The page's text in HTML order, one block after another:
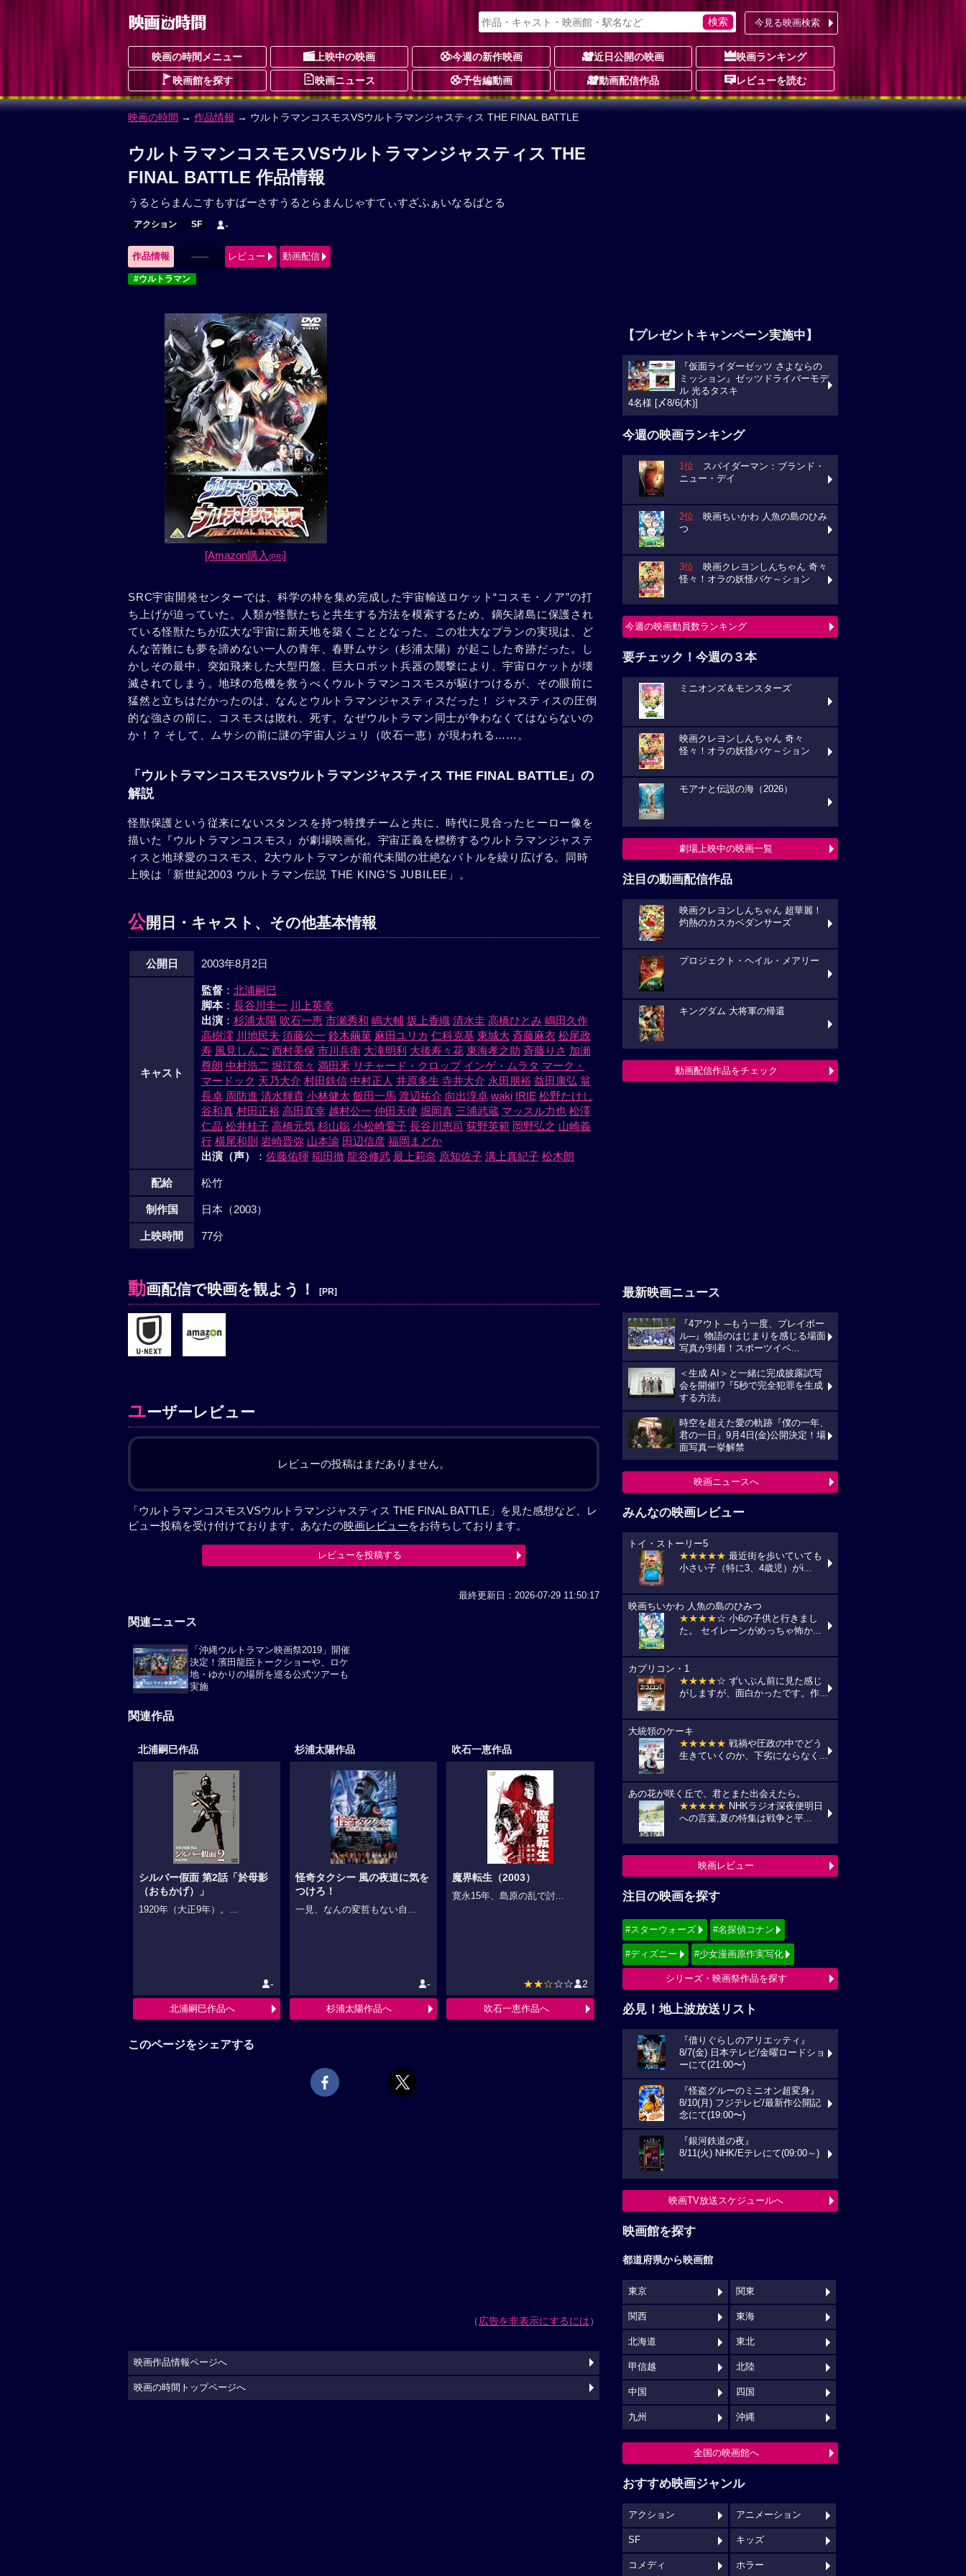
今見る映画検索
映画の時間メニュー 上映中の映画 今週の新作映画 近日公開の映画 映画ランキング
映画館を探す 映画ニュース 予告編動画 動画配信作品 レビューを読む
映画の時間 → 作品情報 → ウルトラマンコスモスVSウルトラマンジャスティス THE FINAL BATTLE
ウルトラマンコスモスVSウルトラマンジャスティス THE
FINAL BATTLE 作品情報
うるとらまんこすもすばーさすうるとらまんじゃすてぃすざふぁいなるばとる
アクション SF -
作品情報 ------ レビュー 動画配信
#ウルトラマン
[Amazon購入(PR)]
SRC宇宙開発センターでは、科学の枠を集め完成した宇宙輸送ロケット“コスモ・ノア”の打
ち上げが迫っていた。人類が怪獣たちと共生する方法を模索するため、鏑矢諸島に保護され
ている怪獣たちが広大な宇宙に新天地を築くこととなった。この壮大なプランの実現は、ど
んな苦難にも夢を諦めない一人の青年、春野ムサシ（杉浦太陽）が起こした奇跡だった。し
かしその最中、突如飛来した大型円盤、巨大ロボット兵器の襲撃により、宇宙ロケットが壊
滅されてしまう。地球の危機を救うべくウルトラマンコスモスが駆けつけるが、その眼前に
猛然と立ちはだかったのは、なんとウルトラマンジャスティスだった！ ジャスティスの圧倒
的な強さの前に、コスモスは敗れ、死す。なぜウルトラマン同士が争わなくてはならないの
か！？ そして、ムサシの前に謎の宇宙人ジュリ（吹石一恵）が現われる……。
「ウルトラマンコスモスVSウルトラマンジャスティス THE FINAL BATTLE」の
解説
怪獣保護という従来にないスタンスを持つ特捜チームと共に、時代に見合ったヒーロー像を
描いた『ウルトラマンコスモス』が劇場映画化。宇宙正義を標榜するウルトラマンジャステ
ィスと地球愛のコスモス、2大ウルトラマンが前代未聞の壮絶なバトルを繰り広げる。同時
上映は「新世紀2003 ウルトラマン伝説 THE KING'S JUBILEE」。
公開日・キャスト、その他基本情報
公開日 2003年8月2日
キャスト
監督： 北浦嗣巳
脚本： 長谷川圭一 川上英幸
出演： 杉浦太陽 吹石一恵 市瀬秀和 嶋大輔 坂上香織 清水圭 高橋ひとみ 嶋田久作
高樹澪 川地民夫 須藤公一 鈴木繭菓 麻田ユリカ 仁科克基 東城大 斉藤麻衣 松尾政
寿 風見しんご 西村美保 市川兵衛 大滝明利 大後寿々花 東海孝之助 斉藤りさ 加瀬
尊朗 中村浩二 堀江奈々 満田釆 リチャード・クロップ インゲ・ムラタ マーク・
マードック 天乃大介 村田鉄信 中村正人 井原多生 寺井大介 永田朋裕 益田康弘 翁
長卓 周防進 清水輝貴 小林健太 飯田一馬 渡辺祐介 向出淳卓 waki IRIE 松野たけし
谷和真 村田正裕 高田直幸 越村公一 仲田天使 堀岡真 三浦武蔵 マッスル力也 松澤
仁晶 松井桂子 高橋元気 杉山聡 小松崎愛子 長谷川恵司 荻野英範 岡野弘之 山崎義
行 横尾和則 岩崎晋弥 山本諭 田辺信彦 福岡まどか
出演（声）
： 佐藤佑暉 稲田徹 龍谷修武 最上莉奈 原知佐子 溝上真紀子 松木朗
配給 松竹
制作国 日本（2003）
上映時間 77分
動画配信で映画を観よう！ [PR]
ユーザーレビュー
レビューの投稿はまだありません。
「ウルトラマンコスモスVSウルトラマンジャスティス THE FINAL BATTLE」を見た感想など、レ
ビュー投稿を受け付けております。あなたの映画レビューをお待ちしております。
レビューを投稿する
最終更新日：2026-07-29 11:50:17
関連ニュース
「沖縄ウルトラマン映画祭2019」開催
決定！濱田龍臣トークショーや、ロケ
地・ゆかりの場所を巡る公式ツアーも
実施
関連作品
北浦嗣巳作品
シルバー假面 第2話「於母影
（おもかげ）」
1920年（大正9年）。...
-
北浦嗣巳作品へ
杉浦太陽作品
怪奇タクシー 風の夜道に気を
つけろ！
一見、なんの変哲もない自...
-
杉浦太陽作品へ
吹石一恵作品
魔界転生（2003）
寛永15年、島原の乱で討...
★★☆☆☆ 2
吹石一恵作品へ
このページをシェアする
（広告を非表示にするには）
【プレゼントキャンペーン実施中】
『仮面ライダーゼッツ さよならの
ミッション』ゼッツドライバーモデ
ル 光るタスキ
4名様 [〆8/6(木)]
今週の映画ランキング
1位 スパイダーマン：ブランド・
ニュー・デイ
2位 映画ちいかわ 人魚の島のひみ
つ
3位 映画クレヨンしんちゃん 奇々
怪々！オラの妖怪バケ～ション
今週の映画動員数ランキング
要チェック！今週の３本
ミニオンズ＆モンスターズ
映画クレヨンしんちゃん 奇々
怪々！オラの妖怪バケ～ション
モアナと伝説の海（2026）
劇場上映中の映画一覧
注目の動画配信作品
映画クレヨンしんちゃん 超華麗！
灼熱のカスカベダンサーズ
プロジェクト・ヘイル・メアリー
キングダム 大将軍の帰還
動画配信作品をチェック
最新映画ニュース
『4アウト ─もう一度、プレイボー
ル─』物語のはじまりを感じる場面
写真が到着！スポーツイベ...
＜生成 AI＞と一緒に完成披露試写
会を開催!?『5秒で完全犯罪を生成
する方法』
時空を超えた愛の軌跡『僕の一年、
君の一日』9月4日(金)公開決定！場
面写真一挙解禁
映画ニュースへ
みんなの映画レビュー
トイ・ストーリー5
★★★★★ 最近街を歩いていても
小さい子（特に3、4歳児）がi...
映画ちいかわ 人魚の島のひみつ
★★★★☆ 小6の子供と行きまし
た。 セイレーンがめっちゃ怖か...
カプリコン・1
★★★★☆ ずいぶん前に見た感じ
がしますが、面白かったです。作...
大統領のケーキ
★★★★★ 戦禍や圧政の中でどう
生きていくのか、下劣にならなく...
あの花が咲く丘で、君とまた出会えたら。
★★★★★ NHKラジオ深夜便明日
への言葉,夏の特集は戦争と平...
映画レビュー
注目の映画を探す
#スターウォーズ #名探偵コナン
#ディズニー #少女漫画原作実写化
シリーズ・映画祭作品を探す
必見！地上波放送リスト
『借りぐらしのアリエッティ』
8/7(金) 日本テレビ/金曜ロードショ
ーにて(21:00〜)
『怪盗グルーのミニオン超変身』
8/10(月) フジテレビ/最新作公開記
念にて(19:00〜)
『銀河鉄道の夜』
8/11(火) NHK/Eテレにて(09:00～)
映画TV放送スケジュールへ
映画館を探す
都道府県から映画館
東京 関東
関西 東海
北海道 東北
甲信越 北陸
中国 四国
九州 沖縄
全国の映画館へ
おすすめ映画ジャンル
アクション アニメーション
SF キッズ
コメディ ホラー
映画作品情報ページへ
映画の時間トップページへ